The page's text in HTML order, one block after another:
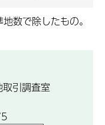
数で除したもの。
取引調査室